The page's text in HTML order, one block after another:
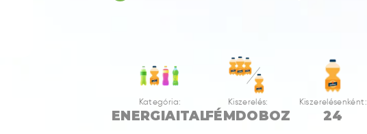
Kategória:
ENERGIAITAL
Kiszerelés:
FÉMDOBOZ
Kiszerelésenként:
24